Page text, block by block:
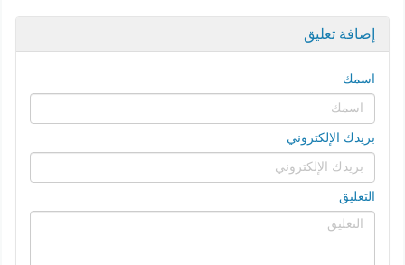
إضافة تعليق
اسمك
بريدك الإلكتروني
التعليق